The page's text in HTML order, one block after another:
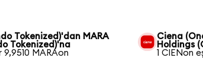
Tokenized)'dan MARA
Tokenized)'na
9,9510 MARAon
Ciena
Holdings
1 CIENon